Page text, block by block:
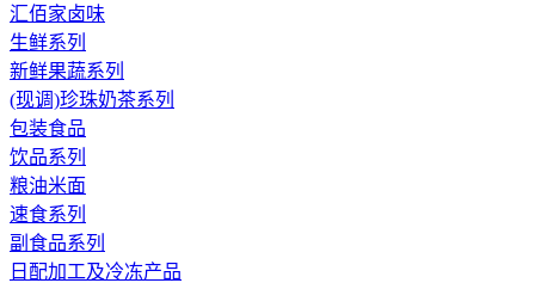
汇佰家卤味
生鲜系列
新鲜果蔬系列
(现调)珍珠奶茶系列
包装食品
饮品系列
粮油米面
速食系列
副食品系列
日配加工及冷冻产品